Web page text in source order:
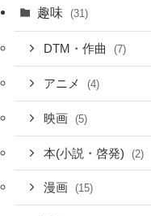
趣味 (31)
DTM・作曲 (7)
アニメ (4)
映画 (5)
本(小説・啓発) (2)
漫画 (15)